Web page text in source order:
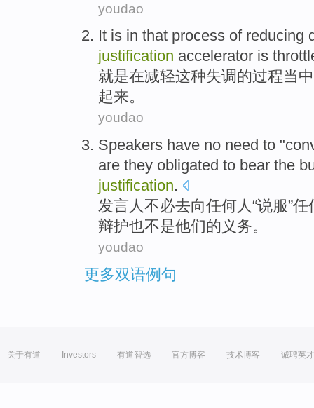
youdao
It is in that process of reducing
justification accelerator is
就是在减轻这种失调的过程当
起来。
youdao
Speakers have no need to "
are they obligated to bear the
justification.
发言人不必去向任何人“说服”任
辩护也不是他们的 义务。
youdao
更多双语例句
关于有道 Investors 有道智选 官方博客 技术博客 诚聘英才